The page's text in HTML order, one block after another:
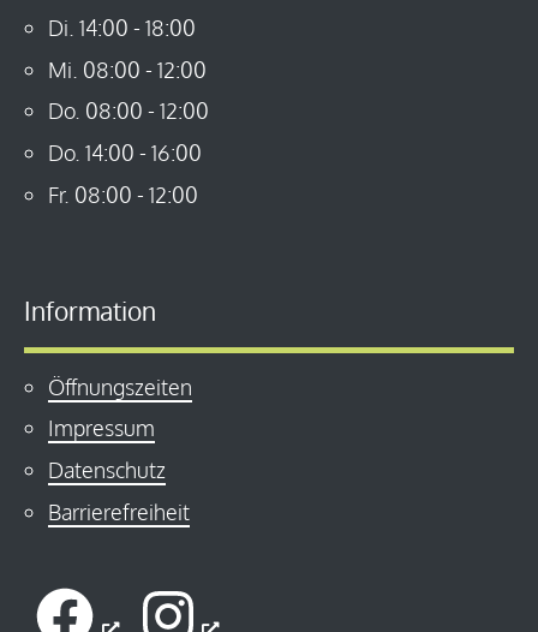
Di. 14:00 - 18:00
Mi. 08:00 - 12:00
Do. 08:00 - 12:00
Do. 14:00 - 16:00
Fr. 08:00 - 12:00
Information
Öffnungszeiten
Impressum
Datenschutz
Barrierefreiheit